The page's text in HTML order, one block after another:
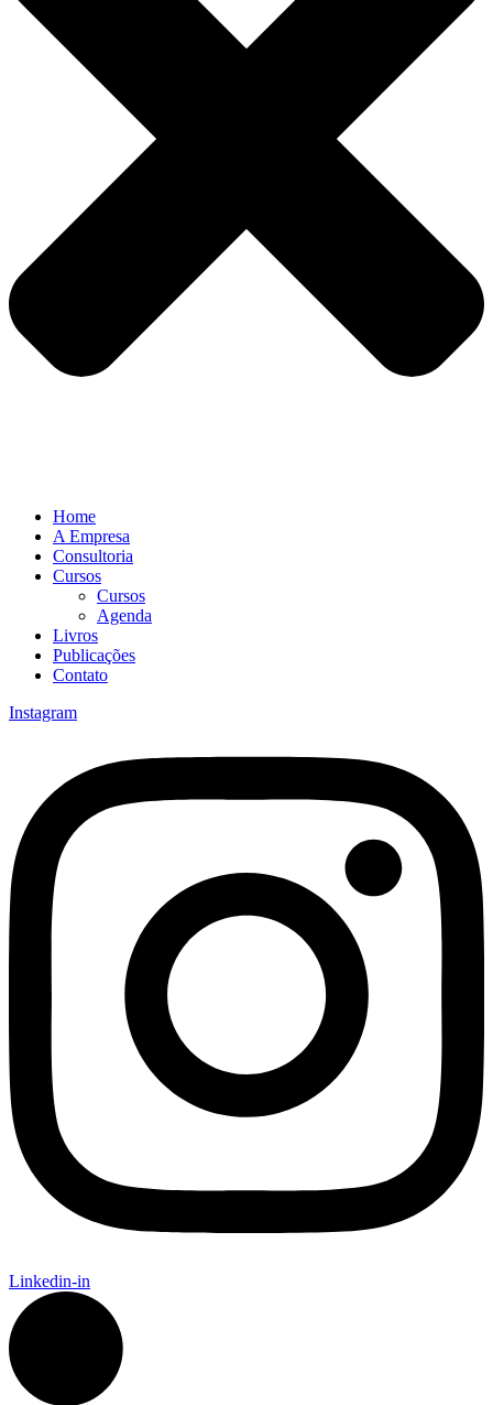
Home
A Empresa
Consultoria
Cursos
Cursos
Agenda
Livros
Publicações
Contato
Instagram
Linkedin-in